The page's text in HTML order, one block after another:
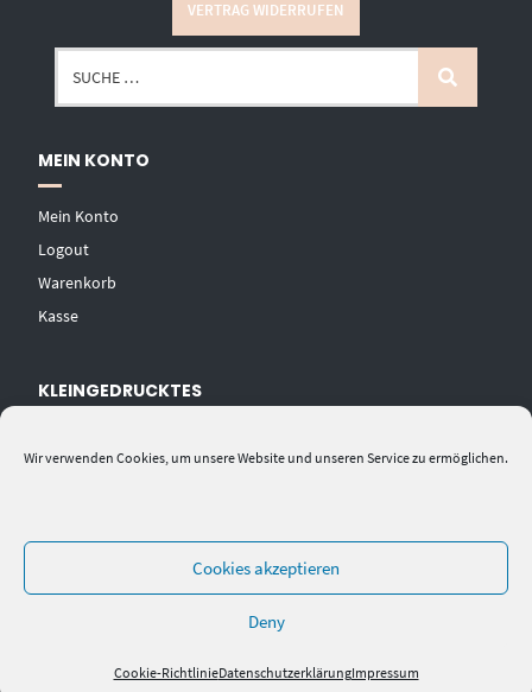
Wir verwenden Cookies, um unsere Website und unseren Service zu ermöglichen.
Cookies akzeptieren
Deny
Cookie-RichtlinieDatenschutzerklärungImpressum
VERTRAG WIDERRUFEN
MEIN KONTO
Mein Konto
Logout
Warenkorb
Kasse
KLEINGEDRUCKTES
Impressum